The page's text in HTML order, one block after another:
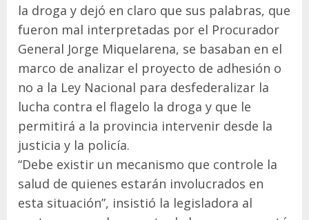
la droga y dejó en claro que sus palabras, que
fueron mal interpretadas por el Procurador
General Jorge Miquelarena, se basaban en el
marco de analizar el proyecto de adhesión o
no a la Ley Nacional para desfederalizar la
lucha contra el flagelo la droga y que le
permitirá a la provincia intervenir desde la
justicia y la policía.
“Debe existir un mecanismo que controle la
salud de quienes estarán involucrados en
esta situación”, insistió la legisladora al